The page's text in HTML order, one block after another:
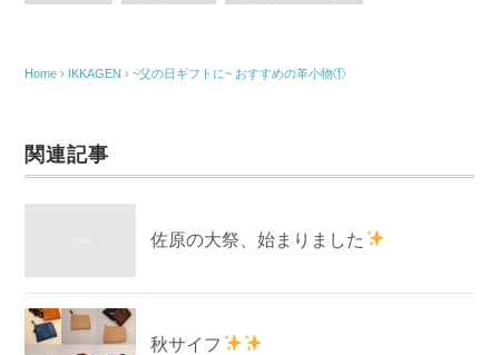
Home › IKKAGEN ›~父の日ギフトに~ おすすめの革小物①
関連記事
佐原の大祭、始まりました
秋サイフ